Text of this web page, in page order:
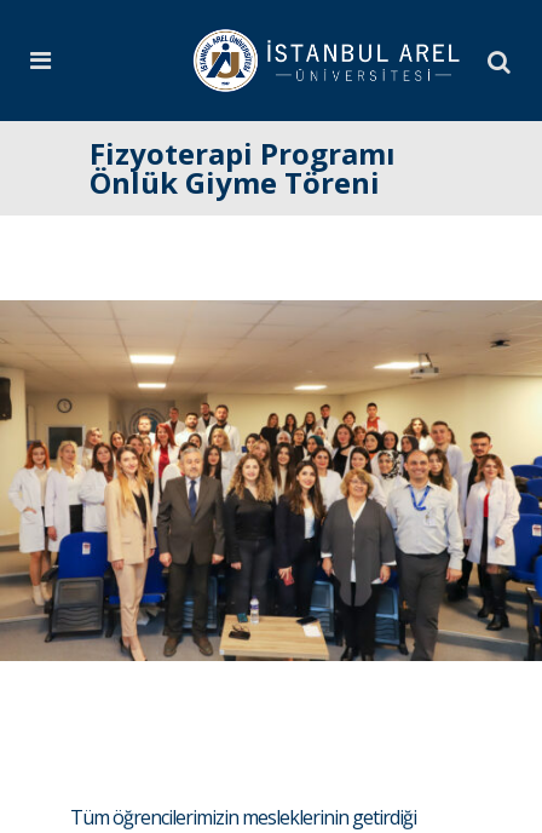
Fizyoterapi Programı
Önlük Giyme Töreni
Tüm öğrencilerimizin mesleklerinin getirdiği